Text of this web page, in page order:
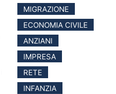
MIGRAZIONE
ECONOMIA CIVILE
ANZIANI
IMPRESA
RETE
INFANZIA